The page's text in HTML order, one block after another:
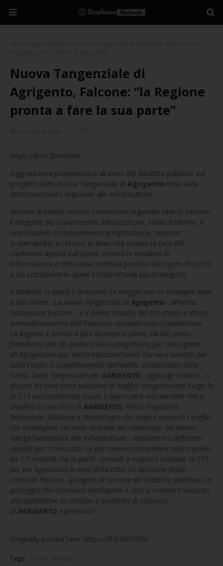
Nuova Tangenziale di
Agrigento, Falcone: “la Regione
pronta a fare la sua parte”
https://ift.tt/7beW3w9
Oggi riunione propedeutica all'avvio del dibattito pubblico sul
progetto della nuova Tangenziale di Agrigento nella sede
dell'Assessorato regionale alle Infrastrutture.
Attorno al tavolo tecnico l'assessore regionale Marco Falcone,
il dirigente del Dipartimento Infrastrutture, Fulvio Bellomo, il
responsabile Coordinamento progettazione, Antonio
Scalamandrè, e i tecnici di Anas che curano la fase del
confronto aperto sull'opera, ovvero le iniziative di
informazione e riflessione pubblica previste dal Dpcm 76/2018
a cui sottoporre le opere infrastrutturali più strategiche.
Il dibattito si aprirà il prossimo 24 maggio con un convegno Anas
a San Leone. "La nuova Tangenziale di Agrigento - afferma
l'assessore Falcone - è il primo tassello del più ampio e atteso
ammodernamento dell'itinerario stradale Gela-Castelvetrano.
La Regione è pronta a fare la propria parte, sia dal punto
finanziario che da quello tecnico-progettuale, per consegnare
all'Agrigentino una svolta infrastrutturale che avrà benefici per
tutta l'Isola: il completamento dell'anello autostradale della
Sicilia. Della Tangenziale per AGRIGENTO - aggiunge Falcone - si
discute da anni come soluzione al traffico congestionato lungo la
Ss 115 sud-occidentale sicula. L'opera sarà una variante che si
snoderà sui territori di AGRIGENTO , Porto Empedocle,
Realmonte, Siculiana e Montallegro che meglio smisterà i traffici
che convergono sul nodo stradale del capoluogo. Sul tavolo -
spiega l'assessore alle Infrastrutture - abbiamo tre differenti
opzioni per il tracciato. La più convincente sembra essere quella
da 1,7 miliardi che in parte riprende e migliora l'attuale Ss 115
per poi bypassarlo a nord della città. La decisione finale -
conclude Falcone - giungerà al termine del dibattito pubblico, un
passaggio che riteniamo intelligente e utile a rimanere ancorati
alle aspettative di cittadini e portatori di interesse
di AGRIGENTO e provincia"
Originally posted here: https://ift.tt/tIPDhEX
Tags: